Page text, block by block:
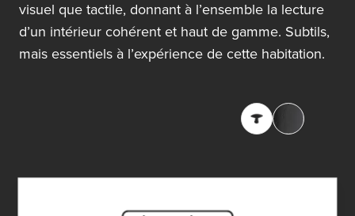
visuel que tactile, donnant à l’ensemble la lecture
d’un intérieur cohérent et haut de gamme. Subtils,
mais essentiels à l’expérience de cette habitation.